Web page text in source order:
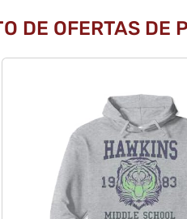
DE OFERTAS